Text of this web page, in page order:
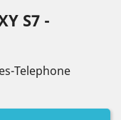
S7 -
Telephone